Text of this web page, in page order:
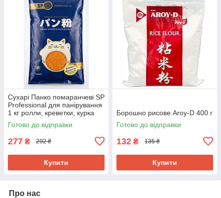
Сухарі Панко помаранчеві SP
Professional для панірування
1 кг ролли, креветки, курка
Готово до відправки
277 ₴ 292 ₴
Купити
Борошно рисове Aroy-D 400 г
Готово до відправки
132 ₴ 135 ₴
Купити
Про нас